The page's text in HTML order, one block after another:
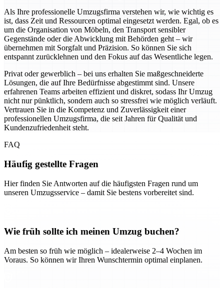
Als Ihre professionelle Umzugsfirma verstehen wir, wie wichtig es
ist, dass Zeit und Ressourcen optimal eingesetzt werden. Egal, ob es
um die Organisation von Möbeln, den Transport sensibler
Gegenstände oder die Abwicklung mit Behörden geht – wir
übernehmen mit Sorgfalt und Präzision. So können Sie sich
entspannt zurücklehnen und den Fokus auf das Wesentliche legen.
Privat oder gewerblich – bei uns erhalten Sie maßgeschneiderte
Lösungen, die auf Ihre Bedürfnisse abgestimmt sind. Unsere
erfahrenen Teams arbeiten effizient und diskret, sodass Ihr Umzug
nicht nur pünktlich, sondern auch so stressfrei wie möglich verläuft.
Vertrauen Sie in die Kompetenz und Zuverlässigkeit einer
professionellen Umzugsfirma, die seit Jahren für Qualität und
Kundenzufriedenheit steht.
FAQ
Häufig gestellte Fragen
Hier finden Sie Antworten auf die häufigsten Fragen rund um
unseren Umzugsservice – damit Sie bestens vorbereitet sind.
Wie früh sollte ich meinen Umzug buchen?
Am besten so früh wie möglich – idealerweise 2–4 Wochen im
Voraus. So können wir Ihren Wunschtermin optimal einplanen.